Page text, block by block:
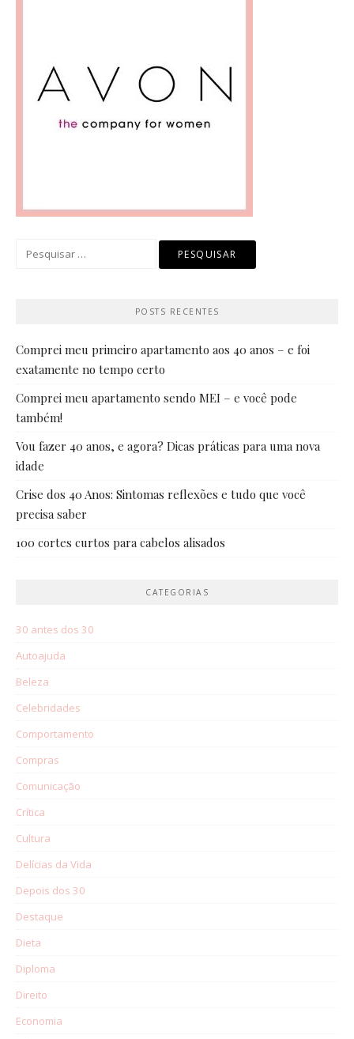
POSTS RECENTES
Comprei meu primeiro apartamento aos 40 anos – e foi
exatamente no tempo certo
Comprei meu apartamento sendo MEI – e você pode
também!
Vou fazer 40 anos, e agora? Dicas práticas para uma nova
idade
Crise dos 40 Anos: Sintomas reflexões e tudo que você
precisa saber
100 cortes curtos para cabelos alisados
CATEGORIAS
30 antes dos 30
Autoajuda
Beleza
Celebridades
Comportamento
Compras
Comunicação
Crítica
Cultura
Delícias da Vida
Depois dos 30
Destaque
Dieta
Diploma
Direito
Economia